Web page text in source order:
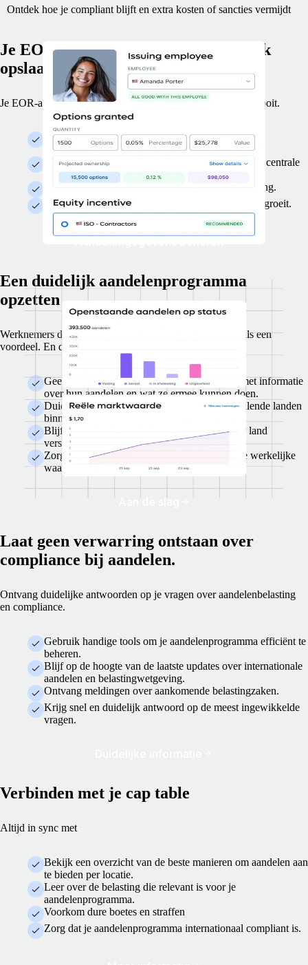
Ontdek hoe je compliant blijft en extra kosten of sancties vermijdt
Je EOR-aandelengegevens op één plek
opslaan
Je EOR-aandelengegevens behouden is nu makkelijker dan ooit.
Beheer allerlei typen aandelentoekenningen, van
aandelenopties tot RSU's.
Bewaar de gegevens van alle toekenningen op één centrale
plek.
Bied al je EOR-werknemers een consistente ervaring.
Ontwikkel een aandelenplan dat met je bedrijf meegroeit.
Een duidelijk aandelenprogramma
opzetten
Werknemers die hun eigen aandelen begrijpen, zien dat als een
voordeel. En daar komen wij om de hoek kijken.
Geef elk EOR-teamlid toegang tot een portal met informatie
over hun aandelen en wat ze ermee kunnen doen.
Duidelijke informatie over aandelen in verschillende landen
binnen handbereik.
Blijf op de hoogte van hoe lokale aandelen per land
verschillen.
Zorg dat je teamleden op de hoogte zijn van de werkelijke
waarde van hun aandelen.
Aan de slag
Laat geen verwarring ontstaan over
compliance bij aandelen.
Ontvang duidelijke antwoorden op je vragen over aandelenbelasting
en compliance.
Gebruik handige tools om je aandelenprogramma efficiënt te
beheren.
Blijf op de hoogte van de laatste updates over internationale
aandelen en belastingwetgeving.
Ontvang meldingen over aankomende belastingzaken.
Krijg snel en duidelijk antwoord op de meest ingewikkelde
vragen.
Verbinden met je cap table
Altijd in sync met
Bekijk een overzicht van de beste manieren om aandelen aan
te bieden per locatie.
Leer over de belasting die relevant is voor je
aandelenprogramma.
Voorkom dure boetes en straffen
Zorg dat je aandelenprogramma internationaal compliant is.